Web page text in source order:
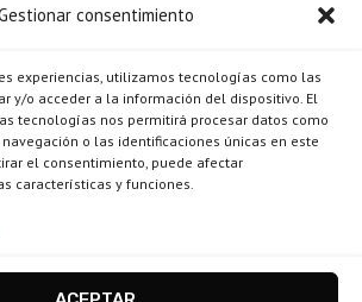
consentimiento
experiencias, utilizamos tecnologías como las
y/o acceder a la información del dispositivo. El
tecnologías nos permitirá procesar datos como
o las identificaciones únicas en este
el consentimiento, puede afectar
características y funciones.
HIJO
Novedades
Escaparate